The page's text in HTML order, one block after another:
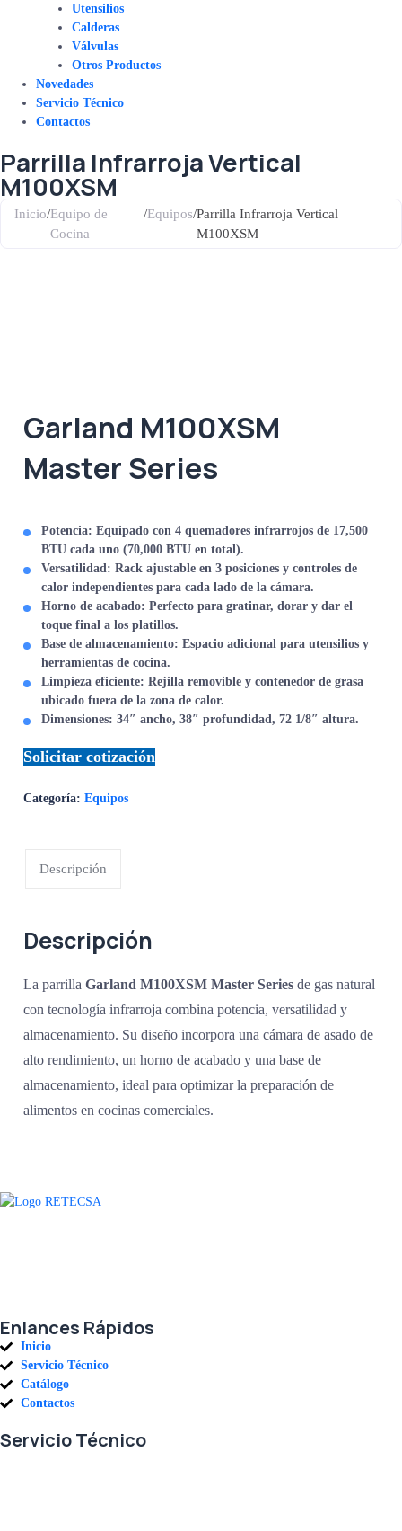
Utensilios
Calderas
Válvulas
Otros Productos
Novedades
Servicio Técnico
Contactos
Parrilla Infrarroja Vertical
M100XSM
Inicio/Equipo de
Cocina
/Equipos/Parrilla Infrarroja Vertical
M100XSM
Garland M100XSM
Master Series
Potencia: Equipado con 4 quemadores infrarrojos de 17,500
BTU cada uno (70,000 BTU en total).
Versatilidad: Rack ajustable en 3 posiciones y controles de
calor independientes para cada lado de la cámara.
Horno de acabado: Perfecto para gratinar, dorar y dar el
toque final a los platillos.
Base de almacenamiento: Espacio adicional para utensilios y
herramientas de cocina.
Limpieza eficiente: Rejilla removible y contenedor de grasa
ubicado fuera de la zona de calor.
Dimensiones: 34″ ancho, 38″ profundidad, 72 1/8″ altura.
Solicitar cotización
Categoría:Equipos
Descripción
Descripción
La parrillaGarland M100XSM Master Series de gas natural
con tecnología infrarroja combina potencia, versatilidad y
almacenamiento. Su diseño incorpora una cámara de asado de
alto rendimiento, un horno de acabado y una base de
almacenamiento, ideal para optimizar la preparación de
alimentos en cocinas comerciales.
Enlances Rápidos
Inicio
Servicio Técnico
Catálogo
Contactos
Servicio Técnico